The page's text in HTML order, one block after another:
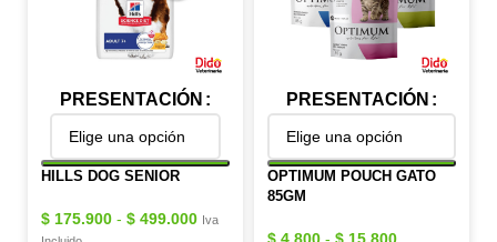
PRESENTACIÓN
HILLS DOG SENIOR
$ 175.900 - $ 499.000 Iva
PRESENTACIÓN
OPTIMUM POUCH GATO
85GM